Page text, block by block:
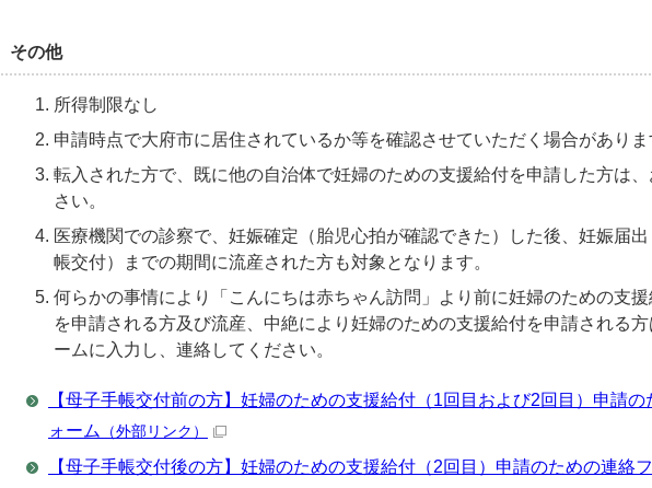
その他
所得制限なし
申請時点で大府市に居住されているか等を確認させていただく場合がありま
転入された方で、既に他の自治体で妊婦のための支援給付を申請した方は
さい。
医療機関での診察で、妊娠確定（胎児心拍が確認できた）した後、妊娠届
帳交付）までの期間に流産された方も対象となります。
何らかの事情により「こんにちは赤ちゃん訪問」より前に妊婦のための支援
を申請される方及び流産、中絶により妊婦のための支援給付を申請される
ームに入力し、連絡してください。
【母子手帳交付前の方】妊婦のための支援給付（1回目および2回目）申請の
ォーム
（外部リンク）
【母子手帳交付後の方】妊婦のための支援給付（2回目）申請のための連絡